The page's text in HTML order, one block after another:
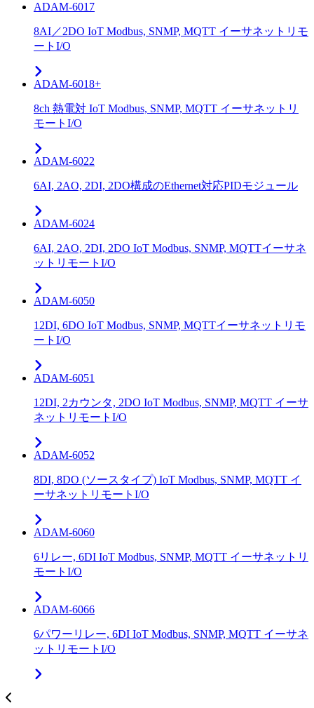
ADAM-6017
8AI／2DO IoT Modbus, SNMP, MQTT イーサネットリモ
ートI/O
ADAM-6018+
8ch 熱電対 IoT Modbus, SNMP, MQTT イーサネットリ
モートI/O
ADAM-6022
6AI, 2AO, 2DI, 2DO構成のEthernet対応PIDモジュール
ADAM-6024
6AI, 2AO, 2DI, 2DO IoT Modbus, SNMP, MQTTイーサネ
ットリモートI/O
ADAM-6050
12DI, 6DO IoT Modbus, SNMP, MQTTイーサネットリモ
ートI/O
ADAM-6051
12DI, 2カウンタ, 2DO IoT Modbus, SNMP, MQTT イーサ
ネットリモートI/O
ADAM-6052
8DI, 8DO (ソースタイプ) IoT Modbus, SNMP, MQTT イ
ーサネットリモートI/O
ADAM-6060
6リレー, 6DI IoT Modbus, SNMP, MQTT イーサネットリ
モートI/O
ADAM-6066
6パワーリレー, 6DI IoT Modbus, SNMP, MQTT イーサネ
ットリモートI/O